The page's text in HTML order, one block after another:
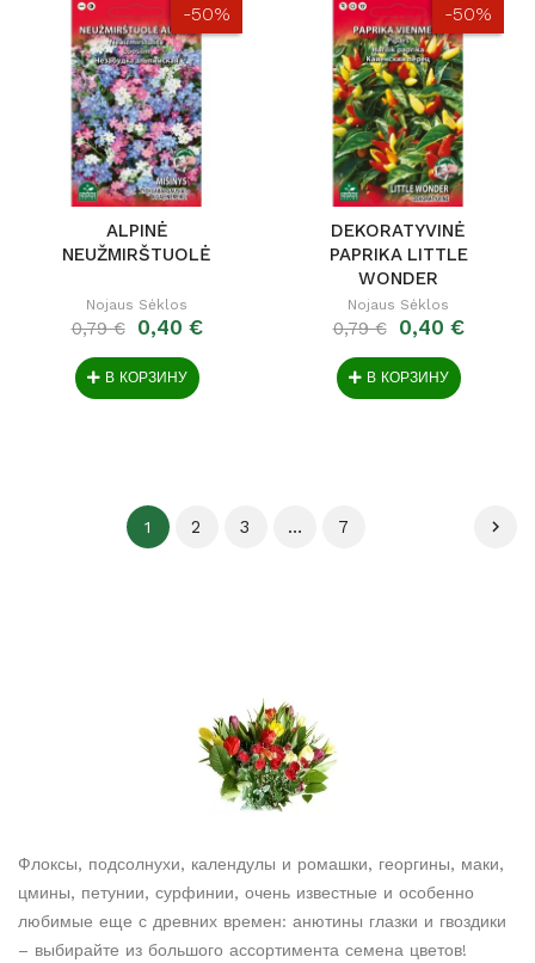
-50%
ALPINĖ
NEUŽMIRŠTUOLĖ
Nojaus Sėklos
0,79 € 0,40 €
В КОРЗИНУ
-50%
DEKORATYVINĖ
PAPRIKA LITTLE
WONDER
Nojaus Sėklos
0,79 € 0,40 €
В КОРЗИНУ
1 2 3 … 7 
Флоксы, подсолнухи, календулы и ромашки, георгины, маки,
цмины, петунии, сурфинии, очень известные и особенно
любимые еще с древних времен: анютины глазки и гвоздики
– выбирайте из большого ассортимента семена цветов!